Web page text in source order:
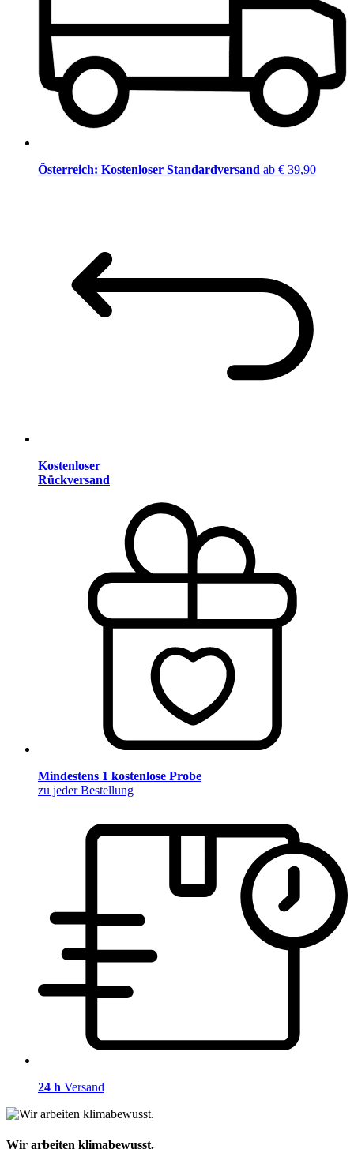
Österreich: Kostenloser Standardversand ab € 39,90
Kostenloser
Rückversand
Mindestens 1 kostenlose Probe
zu jeder Bestellung
24 h Versand
Wir arbeiten klimabewusst.